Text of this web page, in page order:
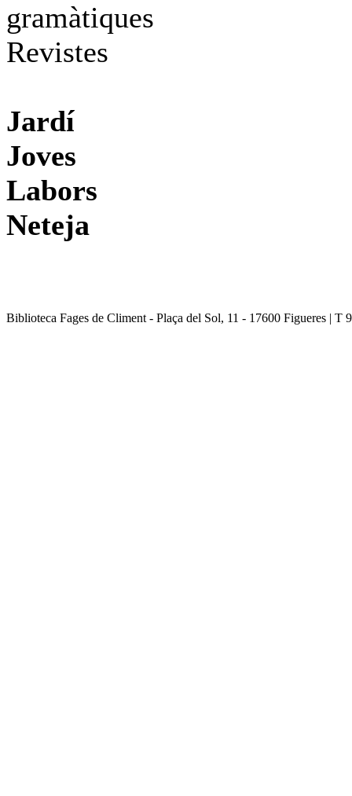
gramàtiques
Revistes
Jardí
Joves
Labors
Neteja
Biblioteca Fages de Climent - Plaça del Sol, 11 - 17600 Figueres |